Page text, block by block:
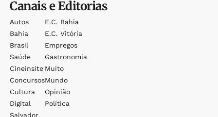
Canais e Editorias
Autos
Bahia
Brasil
Saúde
Cineinsite
Concursos
Cultura
Digital
Salvador
E.c. Bahia
E.c. Vitória
Empregos
Gastronomia
Muito
Mundo
Opinião
Política